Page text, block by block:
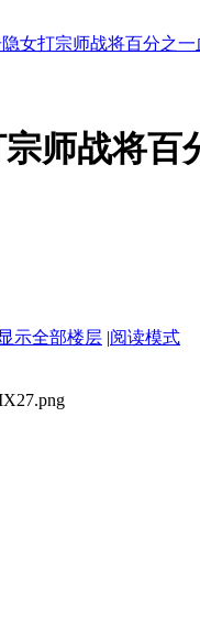
女打宗师战将百分之
师战将
显示全部楼层 |阅读模式